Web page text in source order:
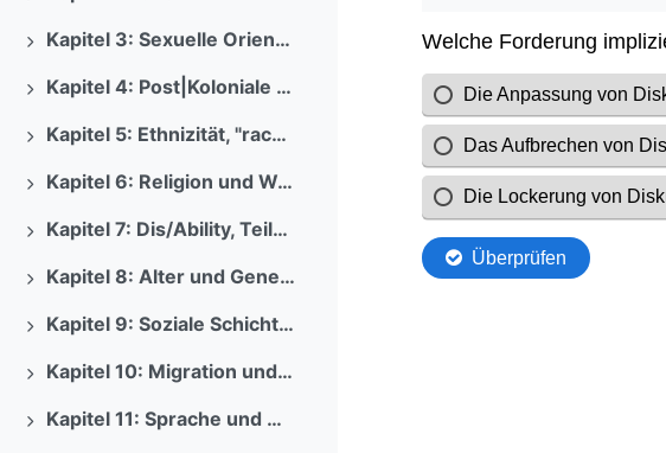
Ausklappen Kapitel 3: Sexuelle Orientierung und Identität
Ausklappen Kapitel 4: Post|Koloniale Transformationen
Ausklappen Kapitel 5: Ethnizität, "race" und Rassismuskritik
Ausklappen Kapitel 6: Religion und Weltanschauung
Ausklappen Kapitel 7: Dis/Ability, Teilhabe und Inklusion
Ausklappen Kapitel 8: Alter und Generationen
Ausklappen Kapitel 9: Soziale Schicht und Bildung
Ausklappen Kapitel 10: Migration und Bildung
Ausklappen Kapitel 11: Sprache und Diversität